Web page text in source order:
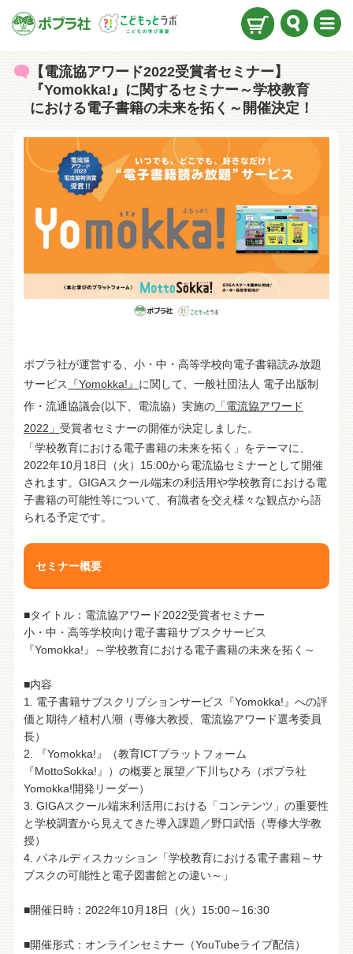
【電流協アワード2022受賞者セミナー】
『Yomokka!』に関するセミナー～学校教育
における電子書籍の未来を拓く～開催決定！
ポプラ社が運営する、小・中・高等学校向電子書籍読み放題
サービス
『Yomokka!』 に関して、一般社団法人 電子出版制
作・流通協議会(以下、電流協）実施の「電流協アワード
2022」 受賞者セミナーの開催が決定しました。
「学校教育における電子書籍の未来を拓く」をテーマに、
2022年10月18日（火）15:00から電流協セミナーとして開催
されます。GIGAスクール端末の利活用や学校教育における電
子書籍の可能性等について、有識者を交え様々な観点から語
られる予定です。
セミナー概要
■タイトル：電流協アワード2022受賞者セミナー
小・中・高等学校向け電子書籍サブスクサービス
『Yomokka!』～学校教育における電子書籍の未来を拓く～
■内容
1. 電子書籍サブスクリプションサービス『Yomokka!』への評
価と期待／植村八潮（専修大教授、電流協アワード選考委員
長）
2. 『Yomokka!』（教育ICTプラットフォーム
『MottoSokka!』）の概要と展望／下川ちひろ（ポプラ社
Yomokka!開発リーダー）
3. GIGAスクール端末利活用における「コンテンツ」の重要性
と学校調査から見えてきた導入課題／野口武悟（専修大学教
授）
4. パネルディスカッション「学校教育における電子書籍～サ
ブスクの可能性と電子図書館との違い～」
■開催日時：2022年10月18日（火）15:00～16:30
■開催形式：オンラインセミナー（YouTubeライブ配信）